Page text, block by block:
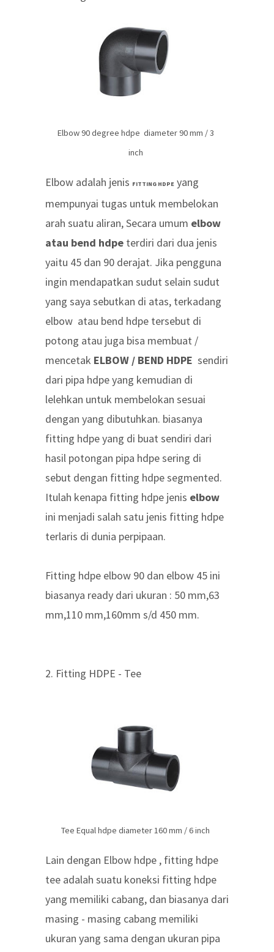
Elbow 90 degree hdpe diameter 90 mm / 3
inch
Elbow adalah jenis FITTING HDPE yang
mempunyai tugas untuk membelokan
arah suatu aliran, Secara umum elbow
atau bend hdpe terdiri dari dua jenis
yaitu 45 dan 90 derajat. Jika pengguna
ingin mendapatkan sudut selain sudut
yang saya sebutkan di atas, terkadang
elbow atau bend hdpe tersebut di
potong atau juga bisa membuat /
mencetak ELBOW / BEND HDPE sendiri
dari pipa hdpe yang kemudian di
lelehkan untuk membelokan sesuai
dengan yang dibutuhkan. biasanya
fitting hdpe yang di buat sendiri dari
hasil potongan pipa hdpe sering di
sebut dengan fitting hdpe segmented.
Itulah kenapa fitting hdpe jenis elbow
ini menjadi salah satu jenis fitting hdpe
terlaris di dunia perpipaan.
Fitting hdpe elbow 90 dan elbow 45 ini
biasanya ready dari ukuran : 50 mm,63
mm,110 mm,160mm s/d 450 mm.
2. Fitting HDPE - Tee
Tee Equal hdpe diameter 160 mm / 6 inch
Lain dengan Elbow hdpe , fitting hdpe
tee adalah suatu koneksi fitting hdpe
yang memiliki cabang, dan biasanya dari
masing - masing cabang memiliki
ukuran yang sama dengan ukuran pipa